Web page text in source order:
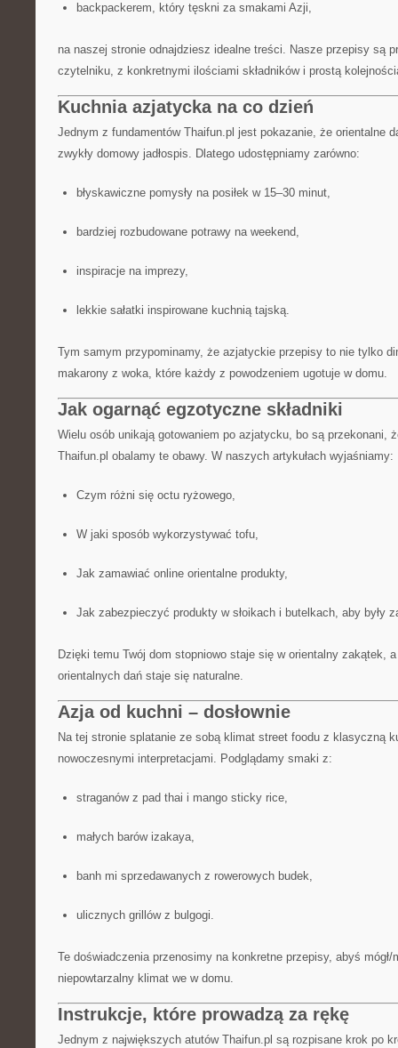
backpackerem, który tęskni za smakami Azji,
na naszej stronie odnajdziesz idealne treści. Nasze przepisy są
czytelniku, z konkretnymi ilościami składników i prostą
Kuchnia azjatycka na co dzień
Jednym z fundamentów Thaifun.pl jest pokazanie, że orientalne
zwykły domowy jadłospis. Dlatego udostępniamy zarówno:
błyskawiczne pomysły na posiłek w 15–30 minut,
bardziej rozbudowane potrawy na weekend,
inspiracje na imprezy,
lekkie sałatki inspirowane kuchnią tajską.
Tym samym przypominamy, że azjatyckie przepisy to nie tylko
makarony z woka, które każdy z powodzeniem ugotuje w domu.
Jak ogarnąć egzotyczne składniki
Wielu osób unikają gotowaniem po azjatycku, bo są przekonani,
Thaifun.pl obalamy te obawy. W naszych artykułach wyjaśniamy:
Czym różni się octu ryżowego,
W jaki sposób wykorzystywać tofu,
Jak zamawiać online orientalne produkty,
Jak zabezpieczyć produkty w słoikach i butelkach, aby były
Dzięki temu Twój dom stopniowo staje się w orientalny zakątek,
orientalnych dań staje się naturalne.
Azja od kuchni – dosłownie
Na tej stronie splatanie ze sobą klimat street foodu z klasyczną
nowoczesnymi interpretacjami. Podglądamy smaki z:
straganów z pad thai i mango sticky rice,
małych barów izakaya,
banh mi sprzedawanych z rowerowych budek,
ulicznych grillów z bulgogi.
Te doświadczenia przenosimy na konkretne przepisy, abyś mógł/
niepowtarzalny klimat we w domu.
Instrukcje, które prowadzą za rękę
Jednym z największych atutów Thaifun.pl są rozpisane krok po